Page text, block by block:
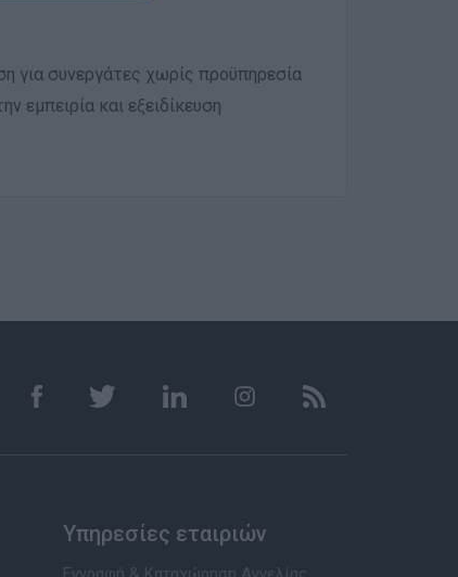
για συνεργάτες χωρίς προϋπηρεσία
εμπειρία και εξειδίκευση
Υπηρεσίες εταιριών